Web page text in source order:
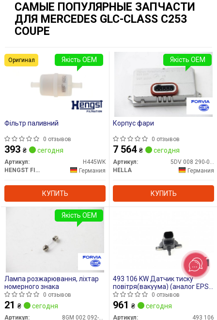
САМЫЕ ПОПУЛЯРНЫЕ ЗАПЧАСТИ
ДЛЯ MERCEDES GLC-CLASS C253
COUPE
Фільтр паливний
0 отзывов
393 ₴ сегодня
Артикул:
H445WK
HENGST FILTER
Германия
КУПИТЬ
Якість OEM
Оригинал
Корпус фари
0 отзывов
7 564 ₴ сегодня
Артикул:
5DV 008 290-004
HELLA
Германия
КУПИТЬ
Якість OEM
Лампа розжарювання, ліхтар
номерного знака
0 отзывов
21 ₴ сегодня
Артикул:
Якість OEM
493 106 KW Датчик тиску
повітря(вакуума) (аналог EPS
1.993.106/Facet 10.3106)
0 отзывов
961 ₴ сегодня
Артикул: 493 106